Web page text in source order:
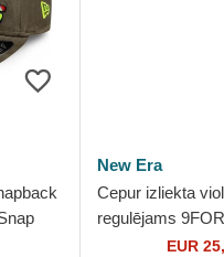
Rossi
New Era
Cepur izliekta
regulējams
Wordmark no
EUR